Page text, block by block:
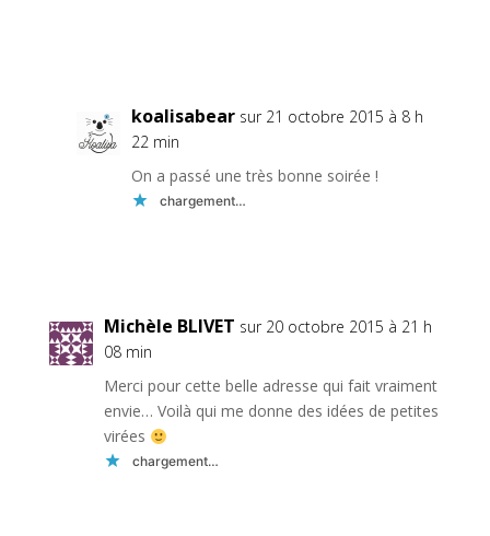
koalisabear sur 21 octobre 2015 à 8 h
22 min
On a passé une très bonne soirée !
chargement…
Michèle BLIVET sur 20 octobre 2015 à 21 h
08 min
Merci pour cette belle adresse qui fait vraiment
envie… Voilà qui me donne des idées de petites
virées
chargement…